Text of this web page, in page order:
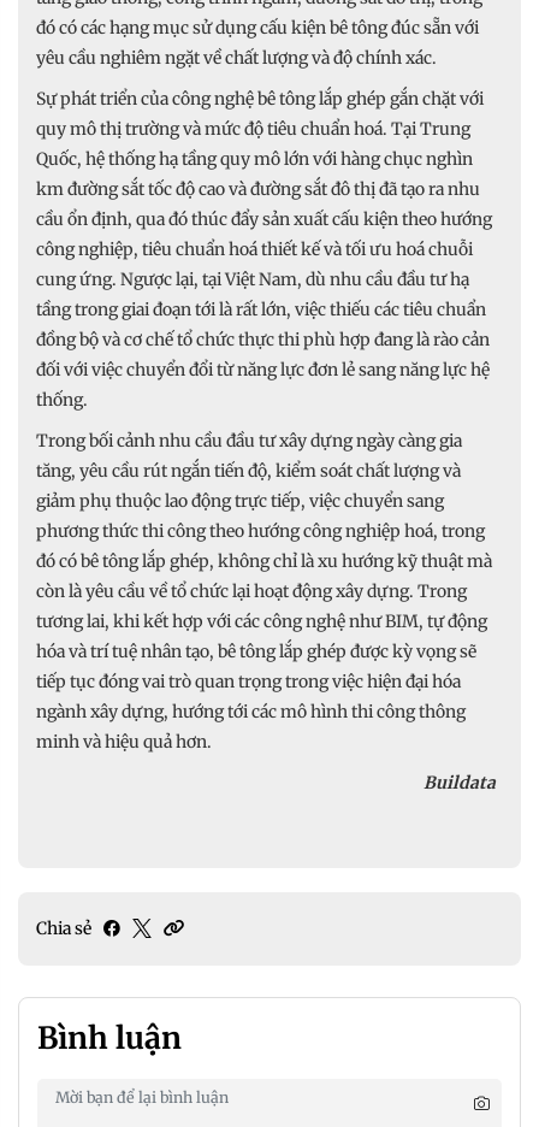
đó có các hạng mục sử dụng cấu kiện bê tông đúc sẵn với
yêu cầu nghiêm ngặt về chất lượng và độ chính xác.
Sự phát triển của công nghệ bê tông lắp ghép gắn chặt với
quy mô thị trường và mức độ tiêu chuẩn hoá. Tại Trung
Quốc, hệ thống hạ tầng quy mô lớn với hàng chục nghìn
km đường sắt tốc độ cao và đường sắt đô thị đã tạo ra nhu
cầu ổn định, qua đó thúc đẩy sản xuất cấu kiện theo hướng
công nghiệp, tiêu chuẩn hoá thiết kế và tối ưu hoá chuỗi
cung ứng. Ngược lại, tại Việt Nam, dù nhu cầu đầu tư hạ
tầng trong giai đoạn tới là rất lớn, việc thiếu các tiêu chuẩn
đồng bộ và cơ chế tổ chức thực thi phù hợp đang là rào cản
đối với việc chuyển đổi từ năng lực đơn lẻ sang năng lực hệ
thống.
Trong bối cảnh nhu cầu đầu tư xây dựng ngày càng gia
tăng, yêu cầu rút ngắn tiến độ, kiểm soát chất lượng và
giảm phụ thuộc lao động trực tiếp, việc chuyển sang
phương thức thi công theo hướng công nghiệp hoá, trong
đó có bê tông lắp ghép, không chỉ là xu hướng kỹ thuật mà
còn là yêu cầu về tổ chức lại hoạt động xây dựng. Trong
tương lai, khi kết hợp với các công nghệ như BIM, tự động
hóa và trí tuệ nhân tạo, bê tông lắp ghép được kỳ vọng sẽ
tiếp tục đóng vai trò quan trọng trong việc hiện đại hóa
ngành xây dựng, hướng tới các mô hình thi công thông
minh và hiệu quả hơn.
Buildata
Chia sẻ
Bình luận